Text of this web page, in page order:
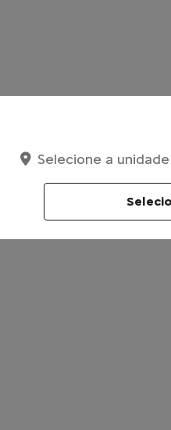
Selecione a